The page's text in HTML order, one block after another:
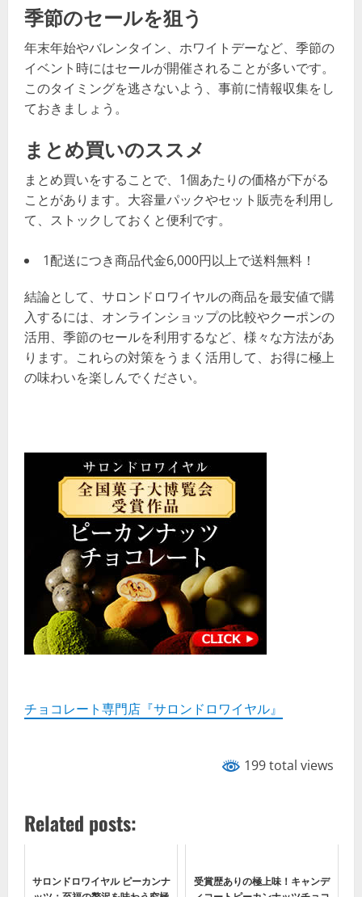
季節のセールを狙う
年末年始やバレンタイン、ホワイトデーなど、季節の
イベント時にはセールが開催されることが多いです。
このタイミングを逃さないよう、事前に情報収集をし
ておきましょう。
まとめ買いのススメ
まとめ買いをすることで、1個あたりの価格が下がる
ことがあります。大容量パックやセット販売を利用し
て、ストックしておくと便利です。
1配送につき商品代金6,000円以上で送料無料！
結論として、サロンドロワイヤルの商品を最安値で購
入するには、オンラインショップの比較やクーポンの
活用、季節のセールを利用するなど、様々な方法があ
ります。これらの対策をうまく活用して、お得に極上
の味わいを楽しんでください。
チョコレート専門店『サロンドロワイヤル』
199 total views
Related posts:
サロンドロワイヤル ピーカンナ
受賞歴ありの極上味！キャンデ